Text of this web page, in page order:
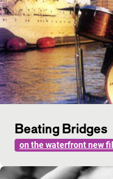
Beating Bridges
on the waterfront new